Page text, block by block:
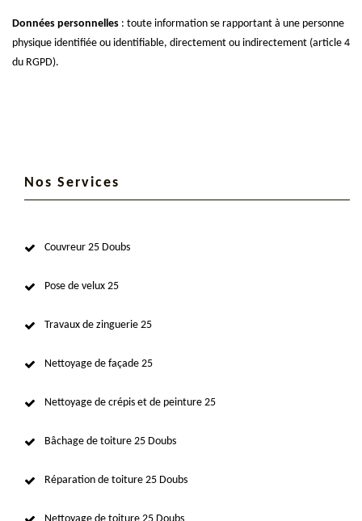
Données personnelles : toute information se rapportant à une personne
physique identifiée ou identifiable, directement ou indirectement (article 4
du RGPD).
Nos Services
Couvreur 25 Doubs
Pose de velux 25
Travaux de zinguerie 25
Nettoyage de façade 25
Nettoyage de crépis et de peinture 25
Bâchage de toiture 25 Doubs
Réparation de toiture 25 Doubs